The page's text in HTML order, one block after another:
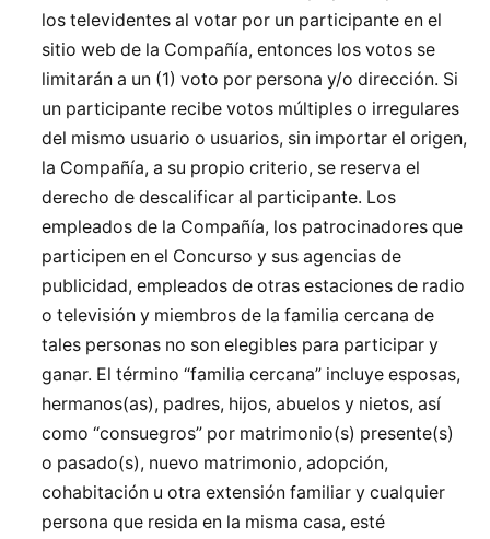
los televidentes al votar por un participante en el
sitio web de la Compañía, entonces los votos se
limitarán a un (1) voto por persona y/o dirección. Si
un participante recibe votos múltiples o irregulares
del mismo usuario o usuarios, sin importar el origen,
la Compañía, a su propio criterio, se reserva el
derecho de descalificar al participante. Los
empleados de la Compañía, los patrocinadores que
participen en el Concurso y sus agencias de
publicidad, empleados de otras estaciones de radio
o televisión y miembros de la familia cercana de
tales personas no son elegibles para participar y
ganar. El término “familia cercana” incluye esposas,
hermanos(as), padres, hijos, abuelos y nietos, así
como “consuegros” por matrimonio(s) presente(s)
o pasado(s), nuevo matrimonio, adopción,
cohabitación u otra extensión familiar y cualquier
persona que resida en la misma casa, esté